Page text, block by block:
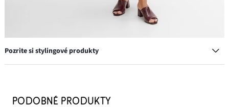
Pozrite si stylingové produkty
26,99 €
PODOBNÉ PRODUKTY